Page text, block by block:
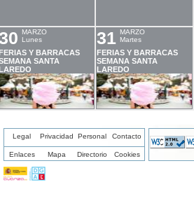
MARZO
Lunes
Y BARRACAS
SANTA
31
MARZO
Martes
FERIAS Y BARRACAS
SEMANA SANTA
LAREDO
Legal Privacidad Personal Contacto
Enlaces Mapa Directorio Cookies